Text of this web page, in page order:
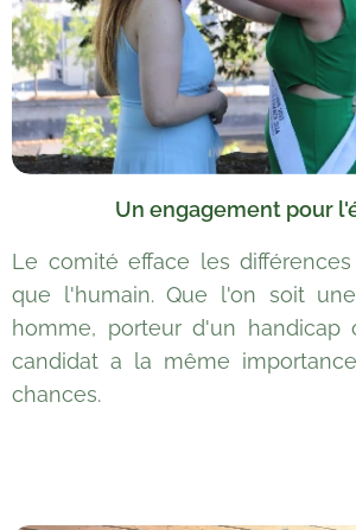
Un engagement pour
Le comité efface les
que l'humain. Que l'on soit
homme, porteur d'un handicap
candidat a la même
chances.